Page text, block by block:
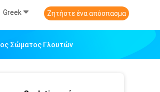
Greek Ζητήστε ένα απόσπασμα
Σώματος Γλουτών